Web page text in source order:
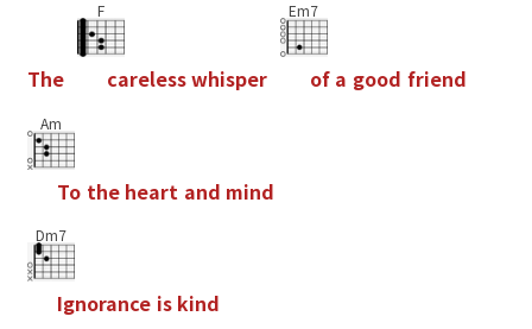
The
F
carelesswhisper
Em7
of a good friend
Am
To the heart and mind
Dm7
Ignorance is kind